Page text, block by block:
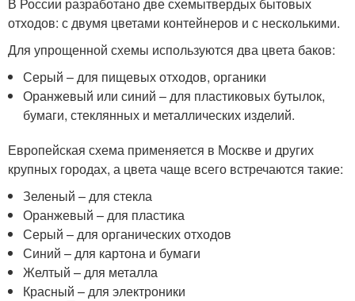
отходов: с двумя цветами контейнеров и с несколькими.
Для упрощенной схемы используются два цвета баков:
Серый – для пищевых отходов, органики
Оранжевый или синий – для пластиковых бутылок,
бумаги, стеклянных и металлических изделий.
Европейская схема применяется в Москве и других
крупных городах, а цвета чаще всего встречаются такие:
Зеленый – для стекла
Оранжевый – для пластика
Серый – для органических отходов
Синий – для картона и бумаги
Желтый – для металла
Красный – для электроники